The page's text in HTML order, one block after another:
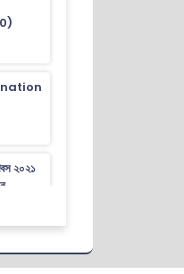
২০২১